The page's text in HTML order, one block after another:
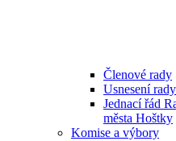
Členové rady
Usnesení
Jednací řád
města Hoštky
Komise a výbory